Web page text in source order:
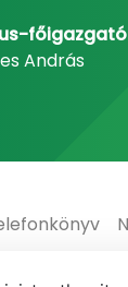
főigazgató
András